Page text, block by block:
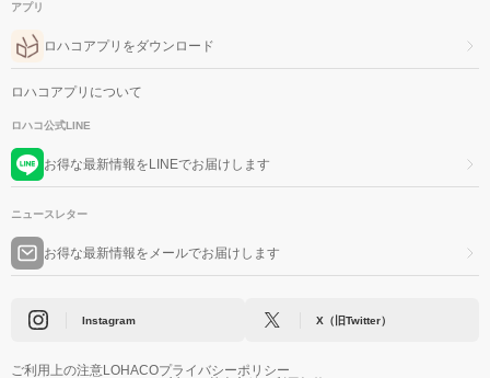
アプリ
ロハコアプリをダウンロード
ロハコアプリについて
ロハコ公式LINE
お得な最新情報をLINEでお届けします
ニュースレター
お得な最新情報をメールでお届けします
Instagram X（旧Twitter）
ご利用上の注意LOHACOプライバシーポリシー